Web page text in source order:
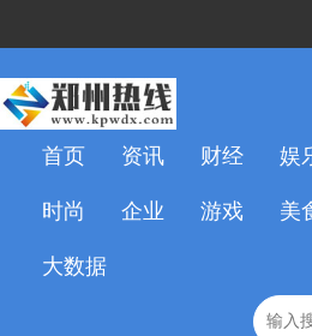
首页 资讯 财经 娱
时尚 企业 游戏 美
大数据